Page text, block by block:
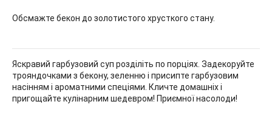
Обсмажте бекон до золотистого хрусткого стану.
Яскравий гарбузовий суп розділіть по порціях. Задекоруйте
трояндочками з бекону, зеленню і присипте гарбузовим
насінням і ароматними спеціями. Кличте домашніх і
пригощайте кулінарним шедевром! Приємної насолоди!